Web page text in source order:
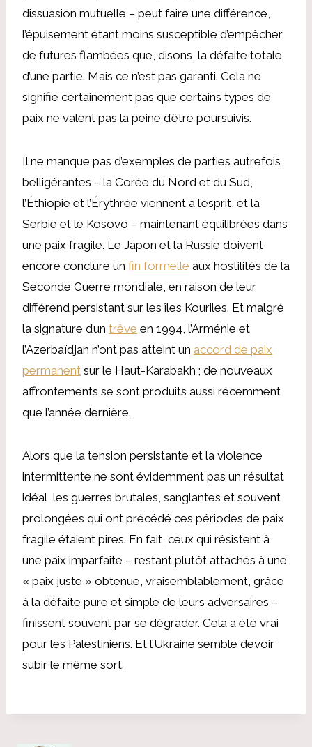
dissuasion mutuelle – peut faire une différence,
l’épuisement étant moins susceptible d’empêcher
de futures flambées que, disons, la défaite totale
d’une partie. Mais ce n’est pas garanti. Cela ne
signifie certainement pas que certains types de
paix ne valent pas la peine d’être poursuivis.
Il ne manque pas d’exemples de parties autrefois
belligérantes – la Corée du Nord et du Sud,
l’Éthiopie et l’Érythrée viennent à l’esprit, et la
Serbie et le Kosovo – maintenant équilibrées dans
une paix fragile. Le Japon et la Russie doivent
encore conclure un fin formelle aux hostilités de la
Seconde Guerre mondiale, en raison de leur
différend persistant sur les îles Kouriles. Et malgré
la signature d’un trêve en 1994, l’Arménie et
l’Azerbaïdjan n’ont pas atteint un accord de paix
permanent sur le Haut-Karabakh ; de nouveaux
affrontements se sont produits aussi récemment
que l’année dernière.
Alors que la tension persistante et la violence
intermittente ne sont évidemment pas un résultat
idéal, les guerres brutales, sanglantes et souvent
prolongées qui ont précédé ces périodes de paix
fragile étaient pires. En fait, ceux qui résistent à
une paix imparfaite – restant plutôt attachés à une
« paix juste » obtenue, vraisemblablement, grâce
à la défaite pure et simple de leurs adversaires –
finissent souvent par se dégrader. Cela a été vrai
pour les Palestiniens. Et l’Ukraine semble devoir
subir le même sort.